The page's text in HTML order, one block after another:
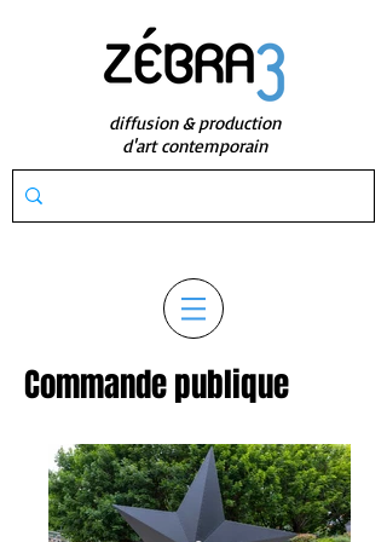
diffusion & production
d'art contemporain
Commande publique